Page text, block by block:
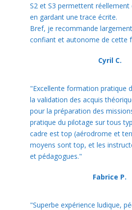
S2 et S3 permettent
en gardant une trace écrite.
Bref, je recommande
confiant et autonome de cette
Cyril C.
"Excellente formation pratique
la validation des acquis
pour la préparation des
pratique du pilotage sur tous
cadre est top (aérodrome et
moyens sont top, et les
et pédagogues."
Fabrice P.
"Superbe expérience ludique,